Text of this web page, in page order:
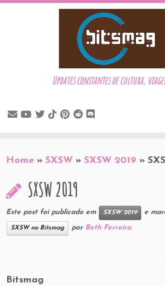
to
Updates constantes de cultura,
Home » SXSW » SXSW 2019 »
SXSW 2019
Este post foi publicado em SXSW 2019 e
SXSW no Bitsmag por Beth Ferreira
Bitsmag